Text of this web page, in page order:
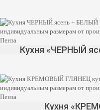
Кухня «ЧЕРНЫЙ
Кухня